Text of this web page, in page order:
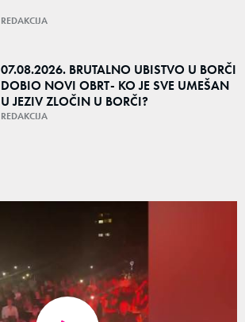
REDAKCIJA
07.08.2026. BRUTALNO UBISTVO U BORČI
DOBIO NOVI OBRT- KO JE SVE UMEŠAN
U JEZIV ZLOČIN U BORČI?
REDAKCIJA